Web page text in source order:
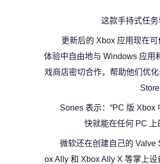
这款手持式任
更新后的 Xbox 应用现在
体验中自由地与 Windows 应用
戏商店密切合作，帮助他们优
Sones 表示：“PC 版 Xbox
快就能在任何 PC
微软还在创建自己的 Valve
ox Ally 和 Xbox Ally X 等掌上